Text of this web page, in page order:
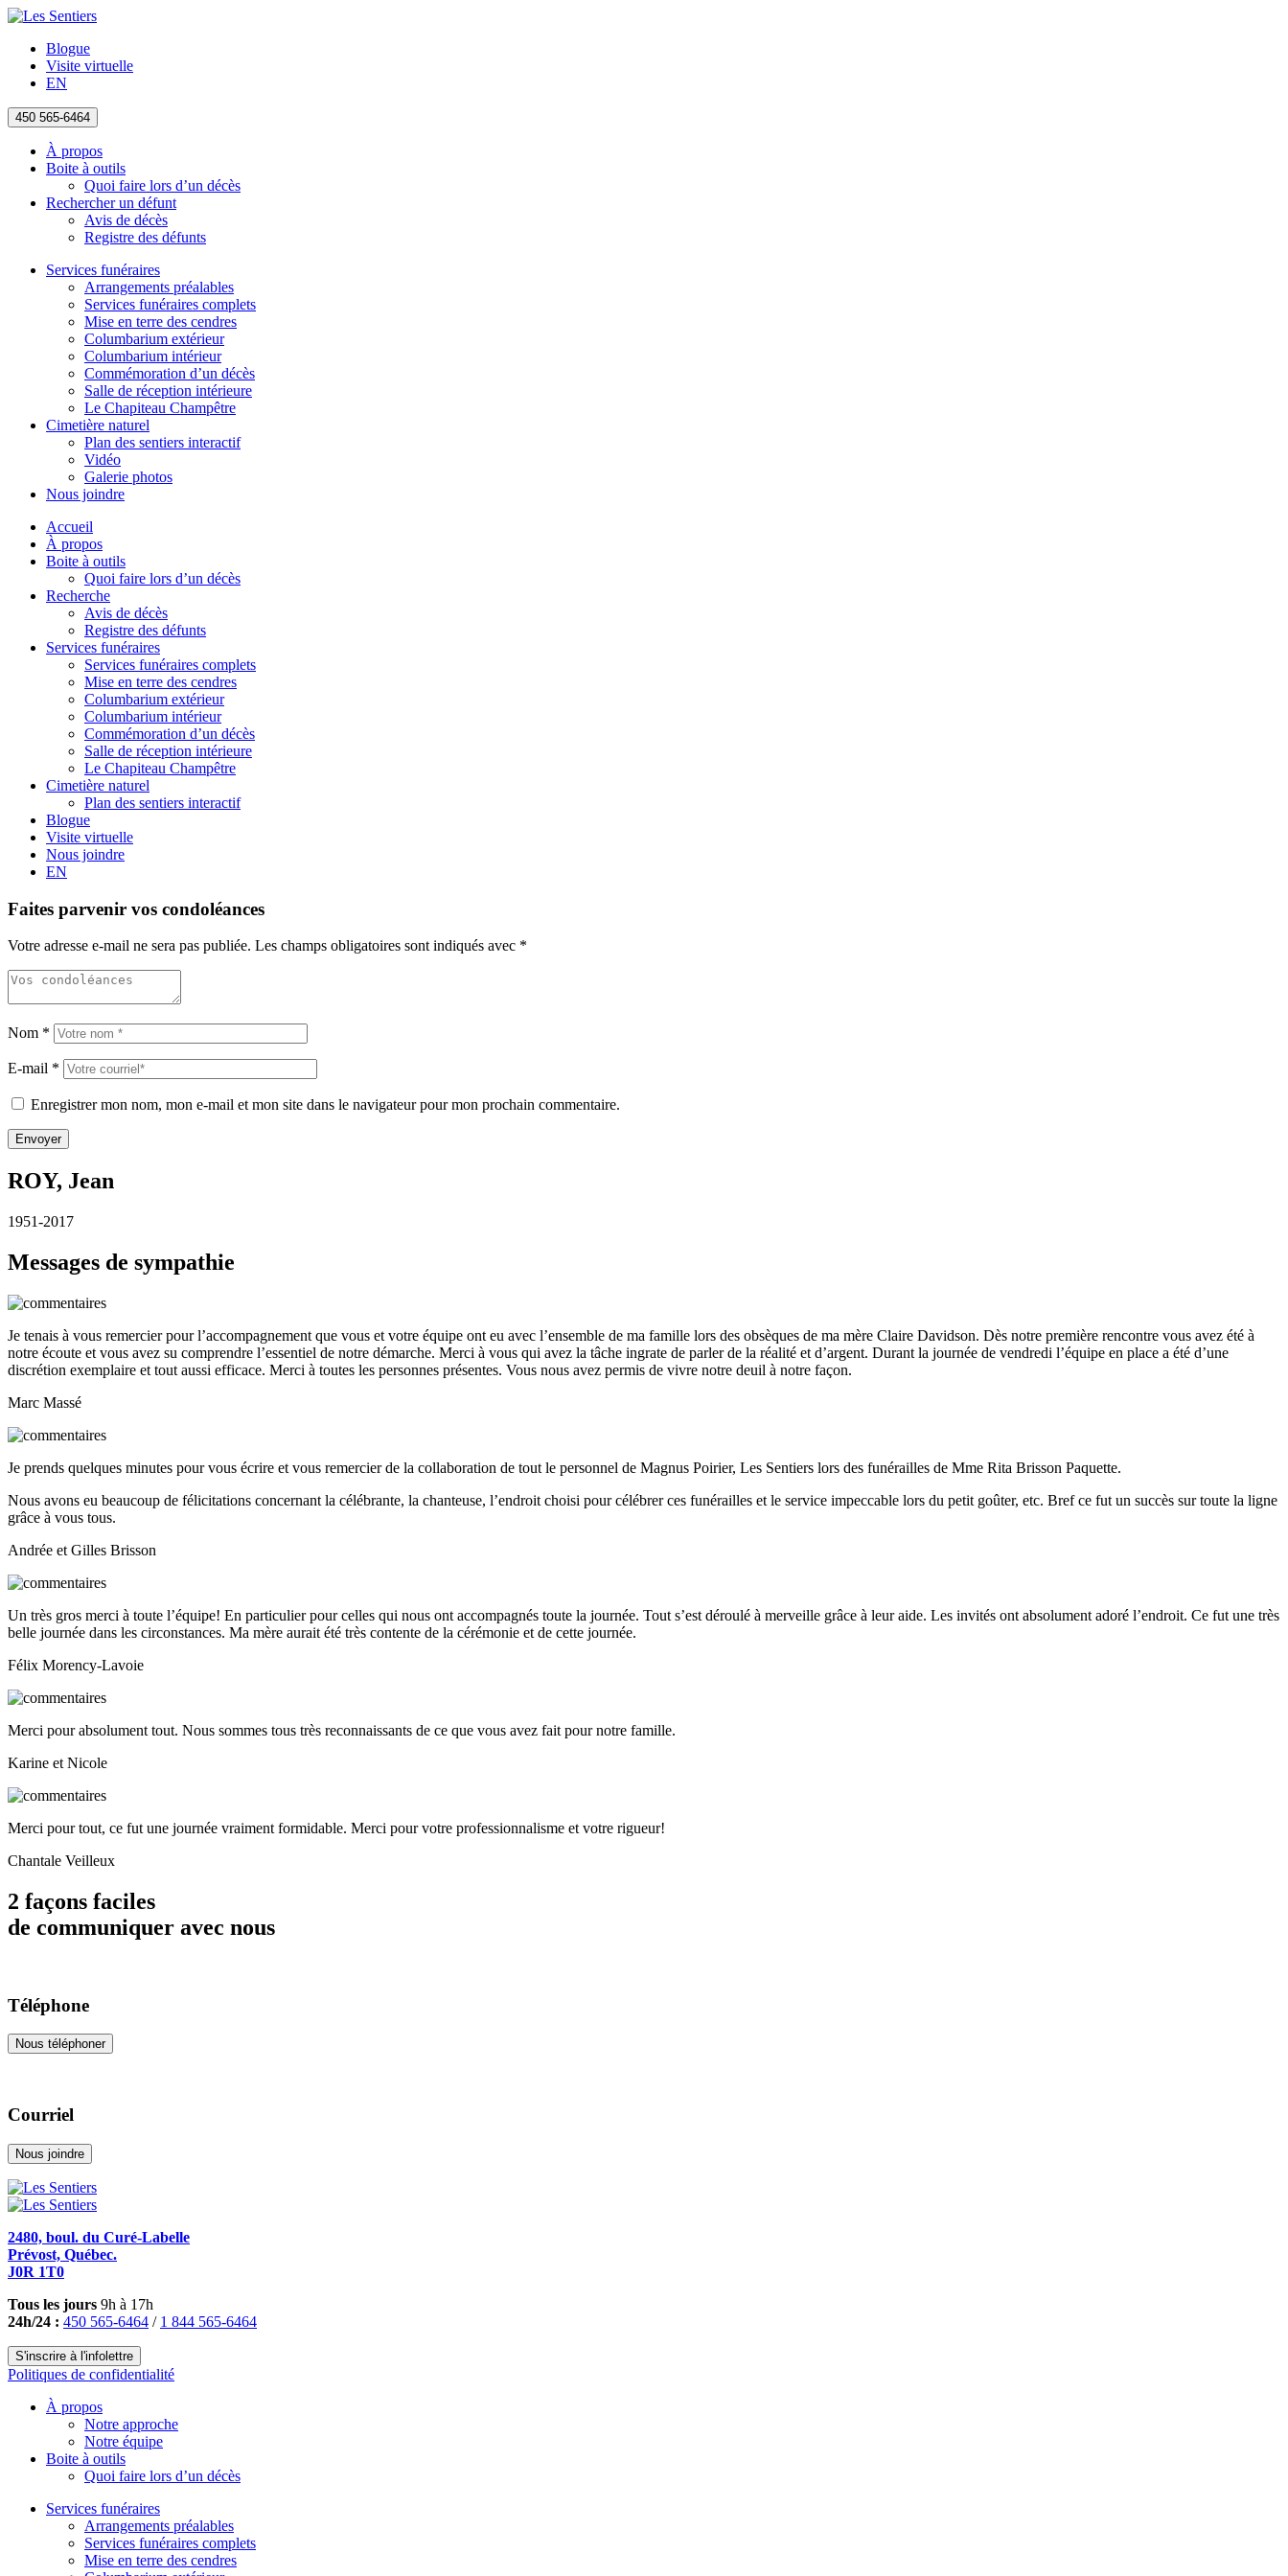
Blogue
Visite virtuelle
EN
450 565-6464
À propos
Boite à outils
Quoi faire lors d’un décès
Rechercher un défunt
Avis de décès
Registre des défunts
Services funéraires
Arrangements préalables
Services funéraires complets
Mise en terre des cendres
Columbarium extérieur
Columbarium intérieur
Commémoration d’un décès
Salle de réception intérieure
Le Chapiteau Champêtre
Cimetière naturel
Plan des sentiers interactif
Vidéo
Galerie photos
Nous joindre
Accueil
À propos
Boite à outils
Quoi faire lors d’un décès
Recherche
Avis de décès
Registre des défunts
Services funéraires
Services funéraires complets
Mise en terre des cendres
Columbarium extérieur
Columbarium intérieur
Commémoration d’un décès
Salle de réception intérieure
Le Chapiteau Champêtre
Cimetière naturel
Plan des sentiers interactif
Blogue
Visite virtuelle
Nous joindre
EN
Faites parvenir vos condoléances
Votre adresse e-mail ne sera pas publiée. Les champs obligatoires sont indiqués avec *
Nom *
E-mail *
Enregistrer mon nom, mon e-mail et mon site dans le navigateur pour mon prochain commentaire.
ROY, Jean
1951-2017
Messages de sympathie
Je tenais à vous remercier pour l’accompagnement que vous et votre équipe ont eu avec l’ensemble de ma famille lors des obsèques de ma mère Claire Davidson. Dès notre première rencontre vous avez été à
notre écoute et vous avez su comprendre l’essentiel de notre démarche. Merci à vous qui avez la tâche ingrate de parler de la réalité et d’argent. Durant la journée de vendredi l’équipe en place a été d’une
discrétion exemplaire et tout aussi efficace. Merci à toutes les personnes présentes. Vous nous avez permis de vivre notre deuil à notre façon.
Marc Massé
Je prends quelques minutes pour vous écrire et vous remercier de la collaboration de tout le personnel de Magnus Poirier, Les Sentiers lors des funérailles de Mme Rita Brisson Paquette.
Nous avons eu beaucoup de félicitations concernant la célébrante, la chanteuse, l’endroit choisi pour célébrer ces funérailles et le service impeccable lors du petit goûter, etc. Bref ce fut un succès sur toute la ligne
grâce à vous tous.
Andrée et Gilles Brisson
Un très gros merci à toute l’équipe! En particulier pour celles qui nous ont accompagnés toute la journée. Tout s’est déroulé à merveille grâce à leur aide. Les invités ont absolument adoré l’endroit. Ce fut une très
belle journée dans les circonstances. Ma mère aurait été très contente de la cérémonie et de cette journée.
Félix Morency-Lavoie
Merci pour absolument tout. Nous sommes tous très reconnaissants de ce que vous avez fait pour notre famille.
Karine et Nicole
Merci pour tout, ce fut une journée vraiment formidable. Merci pour votre professionnalisme et votre rigueur!
Chantale Veilleux
2 façons faciles
de communiquer avec nous
Téléphone
Nous téléphoner
Courriel
Nous joindre
2480, boul. du Curé-Labelle
Prévost, Québec.
J0R 1T0
Tous les jours 9h à 17h
24h/24 : 450 565-6464 / 1 844 565-6464
S'inscrire à l'infolettre
Politiques de confidentialité
À propos
Notre approche
Notre équipe
Boite à outils
Quoi faire lors d’un décès
Services funéraires
Arrangements préalables
Services funéraires complets
Mise en terre des cendres